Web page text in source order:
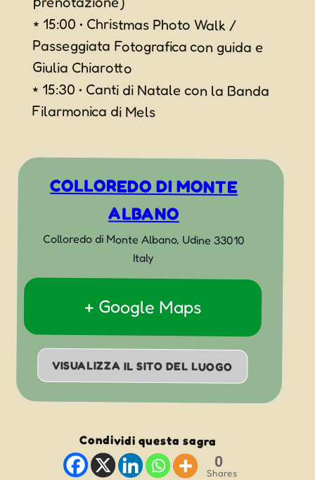
⭑ 15:00 • Christmas Photo Walk /
Passeggiata Fotografica con guida e
Giulia Chiarotto
⭑ 15:30 • Canti di Natale con la Banda
Filarmonica di Mels
COLLOREDO DI MONTE
ALBANO
Colloredo di Monte Albano, Udine 33010
Italy
+ Google Maps
VISUALIZZA IL SITO DEL LUOGO
Condividi questa sagra
0
Shares